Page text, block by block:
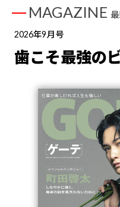
MAGAZINE
2026年9月号
歯こそ最強の